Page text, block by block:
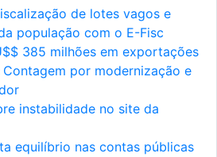
de lotes vagos e
população com o E-Fisc
385 milhões em exportações
por modernização e
instabilidade no site da
equilíbrio nas contas públicas